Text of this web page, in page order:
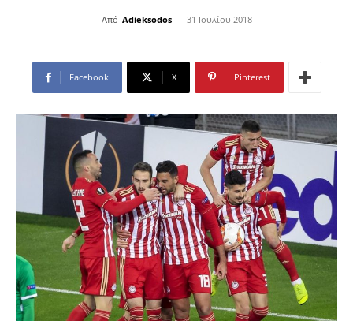
Από Adieksodos - 31 Ιουλίου 2018
Facebook X Pinterest